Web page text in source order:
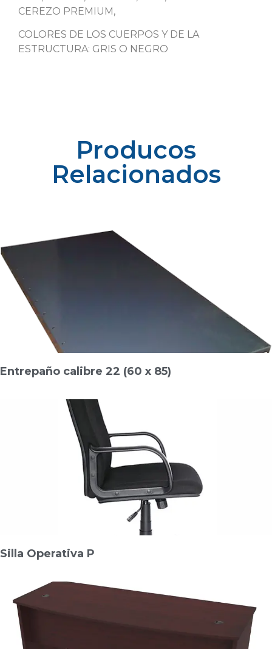
CEREZO PREMIUM,
COLORES DE LOS CUERPOS Y DE LA
ESTRUCTURA: GRIS O NEGRO
Producos
Relacionados
Entrepaño calibre 22 (60 x 85)
Silla Operativa P